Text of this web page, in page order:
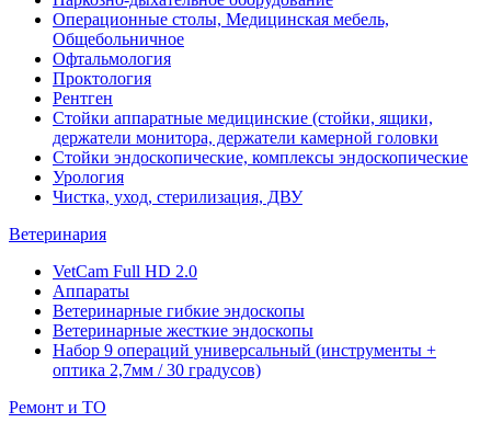
Операционные столы, Медицинская мебель,
Общебольничное
Офтальмология
Проктология
Рентген
Стойки аппаратные медицинские (стойки, ящики,
держатели монитора, держатели камерной головки
Стойки эндоскопические, комплексы эндоскопические
Урология
Чистка, уход, стерилизация, ДВУ
Ветеринария
VetCam Full HD 2.0
Аппараты
Ветеринарные гибкие эндоскопы
Ветеринарные жесткие эндоскопы
Набор 9 операций универсальный (инструменты +
оптика 2,7мм / 30 градусов)
Ремонт и ТО